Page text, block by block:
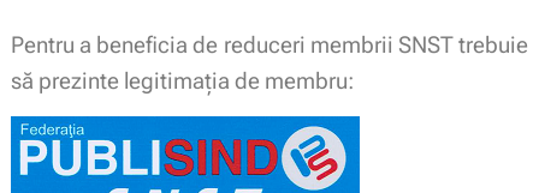
Pentru a beneficia de reduceri membrii SNST trebuie
să prezinte legitimaţia de membru: